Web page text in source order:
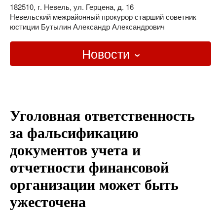
182510, г. Невель, ул. Герцена, д. 16
Невельский межрайонный прокурор старший советник
юстиции Бутылин Александр Александрович
Новости
Новости
Контакты
Конкурс
Уголовная ответственность
за фальсификацию
документов учета и
отчетности финансовой
организации может быть
ужесточена